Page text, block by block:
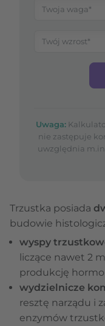
Uwaga:
nie zastępuje
uwzględnia
Trzustka posiada
budowie
wyspy
liczące nawet 2
produkcję
wydzielnicze
resztę narządu i
enzymów